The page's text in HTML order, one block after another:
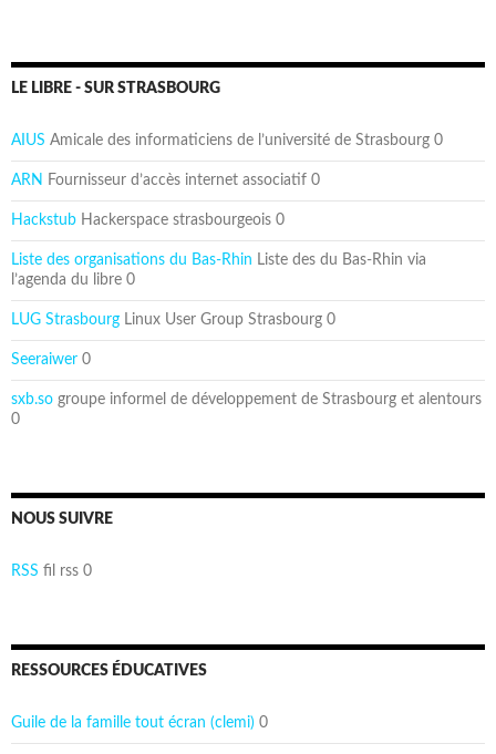
LE LIBRE - SUR STRASBOURG
AIUS Amicale des informaticiens de l’université de Strasbourg 0
ARN Fournisseur d’accès internet associatif 0
Hackstub Hackerspace strasbourgeois 0
Liste des organisations du Bas-Rhin Liste des du Bas-Rhin via
l’agenda du libre 0
LUG Strasbourg Linux User Group Strasbourg 0
Seeraiwer 0
sxb.so groupe informel de développement de Strasbourg et alentours
0
NOUS SUIVRE
RSS fil rss 0
RESSOURCES ÉDUCATIVES
Guile de la famille tout écran (clemi) 0